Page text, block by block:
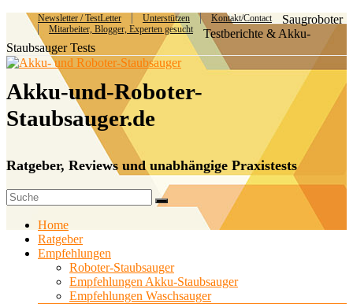
Newsletter / TestLetter Unterstützen
Kontakt/Contact
Mitarbeiter, Blogger, Experten gesucht
Saugroboter
Testberichte & Akku-
Staubsauger Tests
Akku-und-Roboter-
Staubsauger.de
Ratgeber, Reviews und unabhängige Praxistests
Home
Ratgeber
Empfehlungen
Roboter-Staubsauger
Empfehlungen Akku-Staubsauger
Empfehlungen Waschsauger